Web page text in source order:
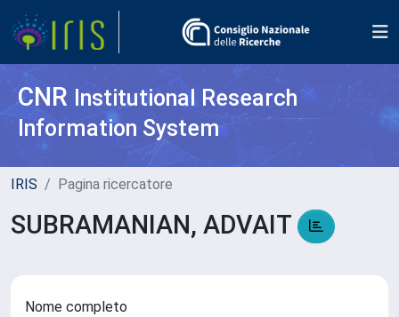
CNR Institutional Research
Information System
IRIS Pagina ricercatore
SUBRAMANIAN, ADVAIT
Nome completo